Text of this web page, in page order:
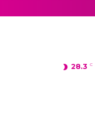
28.3 C